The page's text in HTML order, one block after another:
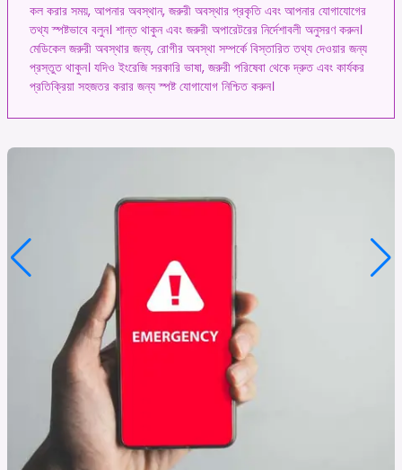
কল করার সময়, আপনার অবস্থান, জরুরী অবস্থার প্রকৃতি এবং আপনার যোগাযোগের
তথ্য স্পষ্টভাবে বলুন। শান্ত থাকুন এবং জরুরী অপারেটরের নির্দেশাবলী অনুসরণ করুন।
মেডিকেল জরুরী অবস্থার জন্য, রোগীর অবস্থা সম্পর্কে বিস্তারিত তথ্য দেওয়ার জন্য
প্রস্তুত থাকুন। যদিও ইংরেজি সরকারি ভাষা, জরুরী পরিষেবা থেকে দ্রুত এবং কার্যকর
প্রতিক্রিয়া সহজতর করার জন্য স্পষ্ট যোগাযোগ নিশ্চিত করুন।